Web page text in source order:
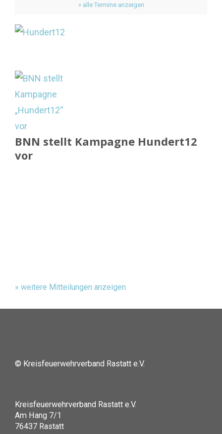
» alle Termine anzeigen
BNN stellt Kampagne Hundert12
vor
» weitere Mitteilungen anzeigen
© Kreisfeuerwehrverband Rastatt e.V.
Kreisfeuerwehrverband Rastatt e.V.
Am Hang 7/1
76437 Rastatt